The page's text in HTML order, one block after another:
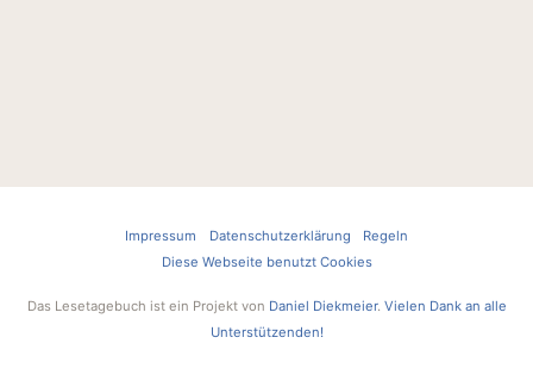
Impressum Datenschutzerklärung
Regeln
Diese Webseite benutzt Cookies
Das Lesetagebuch ist ein Projekt von Daniel Diekmeier. Vielen Dank an alle
Unterstützenden!